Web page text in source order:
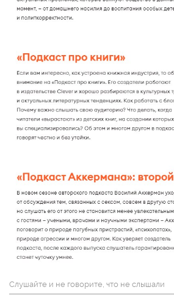
Слушайте и не говорите, что не слышали